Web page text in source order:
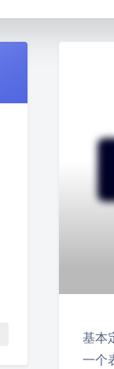
基本
一个